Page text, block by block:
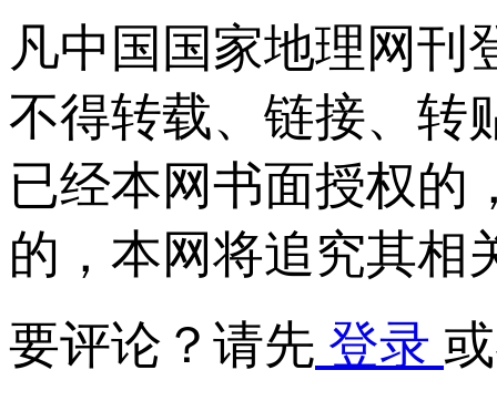
凡中国国家地理网刊
不得转载、链接、转
已经本网书面授权的
的，本网将追究其相
要评论？请先 登录